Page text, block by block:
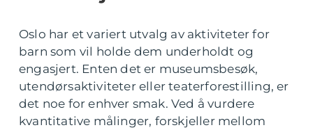
Oslo har et variert utvalg av aktiviteter for
barn som vil holde dem underholdt og
engasjert. Enten det er museumsbesøk,
utendørsaktiviteter eller teaterforestilling, er
det noe for enhver smak. Ved å vurdere
kvantitative målinger, forskjeller mellom